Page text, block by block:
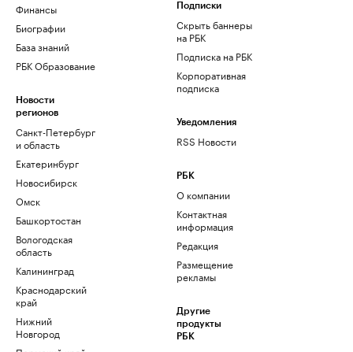
Финансы
Биографии
База знаний
РБК Образование
Новости
регионов
Санкт-Петербург
и область
Екатеринбург
Новосибирск
Омск
Башкортостан
Вологодская
область
Калининград
Краснодарский
край
Нижний
Новгород
Подписки
Скрыть баннеры
на РБК
Подписка на РБК
Корпоративная
подписка
Уведомления
RSS Новости
РБК
О компании
Контактная
информация
Редакция
Размещение
рекламы
Другие
продукты
РБК